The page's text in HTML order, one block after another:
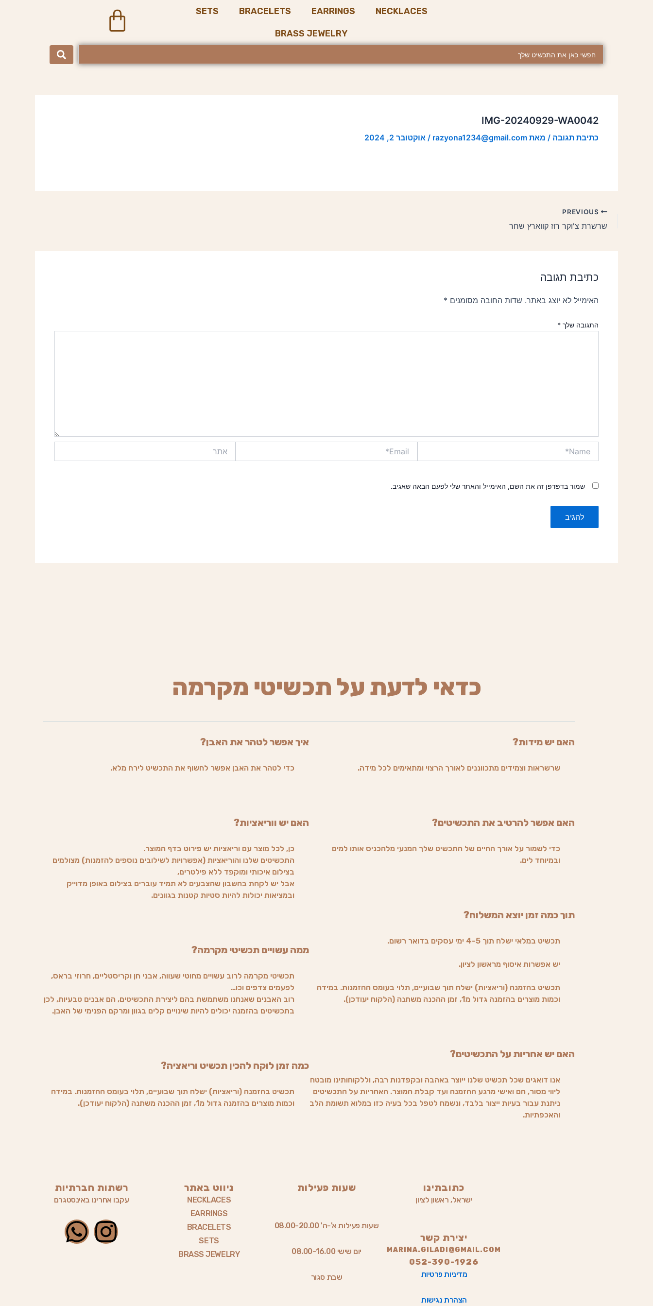
NECKLACES
EARRINGS
BRACELETS
SETS
BRASS JEWELRY
IMG-20240929-WA0042
כתיבת תגובה / מאת razyona1234@gmail.com
/ אוקטובר 2, 2024
שרשרת צ'וקר רוז קווארץ שחר
כתיבת תגובה
האימייל לא יוצג באתר. שדות החובה מסומנים *
התגובה שלך *
שמור בדפדפן זה את השם, האימייל והאתר שלי לפעם הבאה שאגיב.
כדאי לדעת על תכשיטי מקרמה
האם יש מידות?
שרשראות וצמידים מתכווננים לאורך הרצוי ומתאימים לכל מידה.
האם אפשר להרטיב את התכשיטים?
כדי לשמור על אורך החיים של התכשיט שלך המנעי מלהכניס אותו למים
ובמיוחד לים.
תוך כמה זמן יוצא המשלוח?
תכשיט במלאי ישלח תוך 4-5 ימי עסקים בדואר רשום.
יש אפשרות איסוף מראשון לציון.
תכשיט בהזמנה (וריאציות) ישלח תוך שבועיים, תלוי בעומס ההזמנות. במידה
וכמות מוצרים בהזמנה גדול מ1, זמן ההכנה משתנה (הלקוח יעודכן).
האם יש אחריות על התכשיטים?
אנו דואגים שכל תכשיט שלנו ייוצר באהבה ובקפדנות רבה, וללקוחותינו מובטח
ליווי מסור, חם ואישי מרגע ההזמנה ועד קבלת המוצר. האחריות על התכשיטים
ניתנת עבור בעיות ייצור בלבד, ונשמח לטפל בכל בעיה כזו במלוא תשומת הלב
והאכפתיות.
איך אפשר לטהר את האבן?
כדי לטהר את האבן אפשר לחשוף את התכשיט לירח מלא.
האם יש ווריאציות?
כן, לכל מוצר עם וריאציות יש פירוט בדף המוצר.
התכשיטים שלנו והוריאציות (אפשרויות לשילובים נוספים להזמנות) מצולמים
בצילום איכותי ומוקפד ללא פילטרים,
אבל יש לקחת בחשבון שהצבעים לא תמיד עוברים בצילום באופן מדוייק
ובמציאות יכולות להיות סטיות קטנות בגוונים.
ממה עשויים תכשיטי מקרמה?
תכשיטי מקרמה לרוב עשויים מחוטי שעווה, אבני חן וקריסטליים, חרוזי בראס,
לפעמים צדפים וכו…
רוב האבנים שאנחנו משתמשת בהם ליצירת התכשיטים, הם אבנים טבעיות, לכן
בתכשיטים בהזמנה יכולים להיות שינויים קלים בגוון ומרקם הפנימי של האבן.
כמה זמן לוקח להכין תכשיט וריאציה?
תכשיט בהזמנה (וריאציות) ישלח תוך שבועיים, תלוי בעומס ההזמנות. במידה
וכמות מוצרים בהזמנה גדול מ1, זמן ההכנה משתנה (הלקוח יעודכן).
כתובתינו
ישראל, ראשון לציון
יצירת קשר
MARINA.GILADI@GMAIL.COM
052-390-1926
מדיניות פרטיות
הצהרת נגישות
שעות פעילות
שעות פעילות א'-ה' 08.00-20.00
יום שישי 08.00-16.00
שבת סגור
ניווט באתר
NECKLACES
EARRINGS
BRACELETS
SETS
BRASS JEWELRY
רשתות חברתיות
עקבו אחרינו באינסטגרם
I
W